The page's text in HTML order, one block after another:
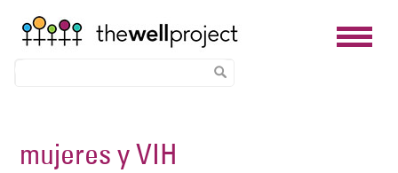
mujeres y VIH